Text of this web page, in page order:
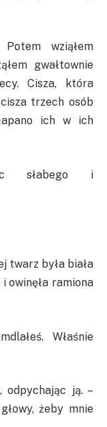
wziąłem
gwałtownie
Cisza, która
trzech osób
ich w ich
słabego i
twarz była biała
owinęła ramiona
Właśnie
odpychając ją. –
żeby mnie